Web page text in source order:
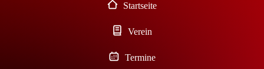
Startseite
Verein
Termine